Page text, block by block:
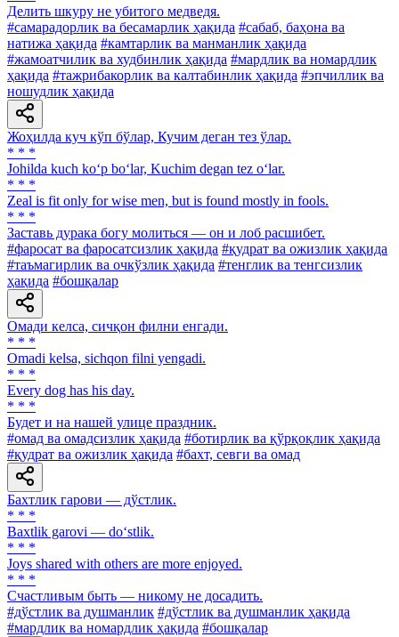
Делить шкуру не убитого медведя.
#самарадорлик ва бесамарлик ҳақида #сабаб, баҳона ва
натижа ҳақида #камтарлик ва манманлик ҳақида
#жамоатчилик ва худбинлик ҳақида #мардлик ва номардлик
ҳақида #тажрибакорлик ва калтабинлик ҳақида #эпчиллик ва
ношудлик ҳақида
Жоҳилда куч кўп бўлар, Кучим деган тез ўлар.
* * *
Johilda kuch ko‘p bo‘lar, Kuchim degan tez o‘lar.
* * *
Zeal is fit only for wise men, but is found mostly in fools.
* * *
Заставь дурака богу молиться — он и лоб расшибет.
#фаросат ва фаросатсизлик ҳақида #қудрат ва ожизлик ҳақида
#таъмагирлик ва очкўзлик ҳақида #тенглик ва тенгсизлик
ҳақида #бошқалар
Омади келса, сичқон филни енгади.
* * *
Omadi kelsa, sichqon filni yengadi.
* * *
Every dog has his day.
* * *
Будет и на нашей улице праздник.
#омад ва омадсизлик ҳақида #ботирлик ва қўрқоқлик ҳақида
#қудрат ва ожизлик ҳақида #бахт, севги ва омад
Бахтлик гарови — дўстлик.
* * *
Baxtlik garovi — do‘stlik.
* * *
Joys shared with others are more enjoyed.
* * *
Счастливым быть — никому не досадить.
#дўстлик ва душманлик #дўстлик ва душманлик ҳақида
#мардлик ва номардлик ҳақида #бошқалар